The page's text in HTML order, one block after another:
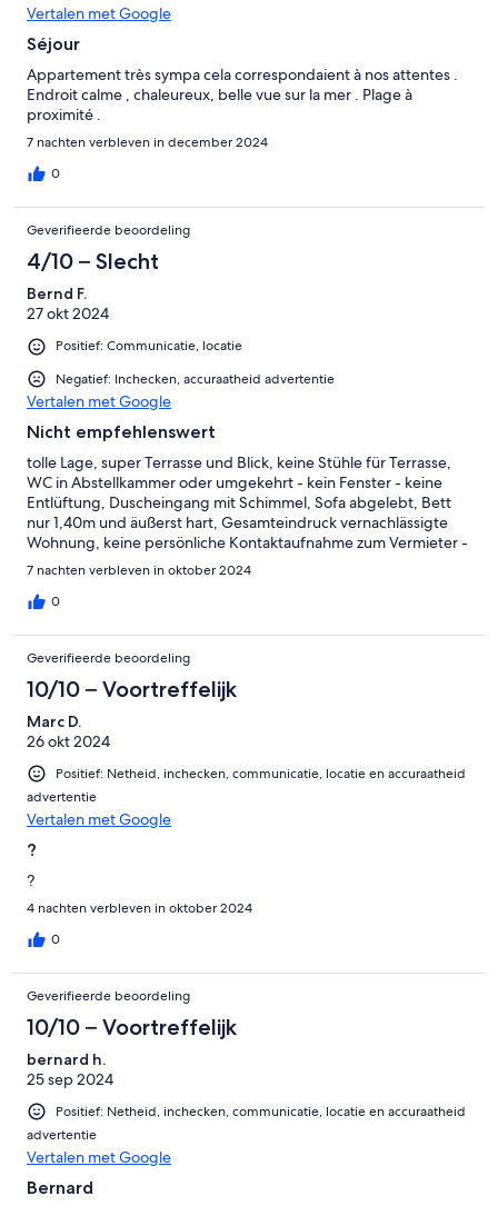
Vertalen met Google
Séjour
Appartement très sympa cela correspondaient à nos attentes .
Endroit calme , chaleureux, belle vue sur la mer . Plage à
proximité .
7 nachten verbleven in december 2024
0
Geverifieerde beoordeling
4/10 – Slecht
Bernd F.
27 okt 2024
Positief: Communicatie, locatie
Negatief: Inchecken, accuraatheid advertentie
Vertalen met Google
Nicht empfehlenswert
tolle Lage, super Terrasse und Blick, keine Stühle für Terrasse,
WC in Abstellkammer oder umgekehrt - kein Fenster - keine
Entlüftung, Duscheingang mit Schimmel, Sofa abgelebt, Bett
nur 1,40m und äußerst hart, Gesamteindruck vernachlässigte
Wohnung, keine persönliche Kontaktaufnahme zum Vermieter -
nur über e-mail
7 nachten verbleven in oktober 2024
0
Geverifieerde beoordeling
10/10 – Voortreffelijk
Marc D.
26 okt 2024
Positief: Netheid, inchecken, communicatie, locatie en accuraatheid
advertentie
Vertalen met Google
?
?
4 nachten verbleven in oktober 2024
0
Geverifieerde beoordeling
10/10 – Voortreffelijk
bernard h.
25 sep 2024
Positief: Netheid, inchecken, communicatie, locatie en accuraatheid
advertentie
Vertalen met Google
Bernard